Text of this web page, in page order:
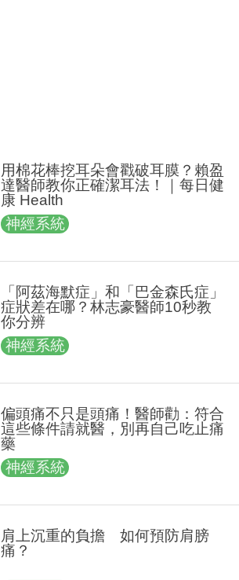
用棉花棒挖耳朵會戳破耳膜？賴盈
達醫師教你正確潔耳法！｜每日健
康 Health
神經系統
「阿茲海默症」和「巴金森氏症」
症狀差在哪？林志豪醫師10秒教
你分辨
神經系統
偏頭痛不只是頭痛！醫師勸：符合
這些條件請就醫，別再自己吃止痛
藥
神經系統
肩上沉重的負擔 如何預防肩膀
痛？